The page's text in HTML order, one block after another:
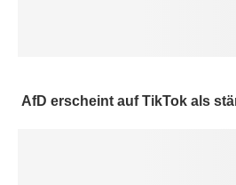
AfD erscheint auf TikTok als